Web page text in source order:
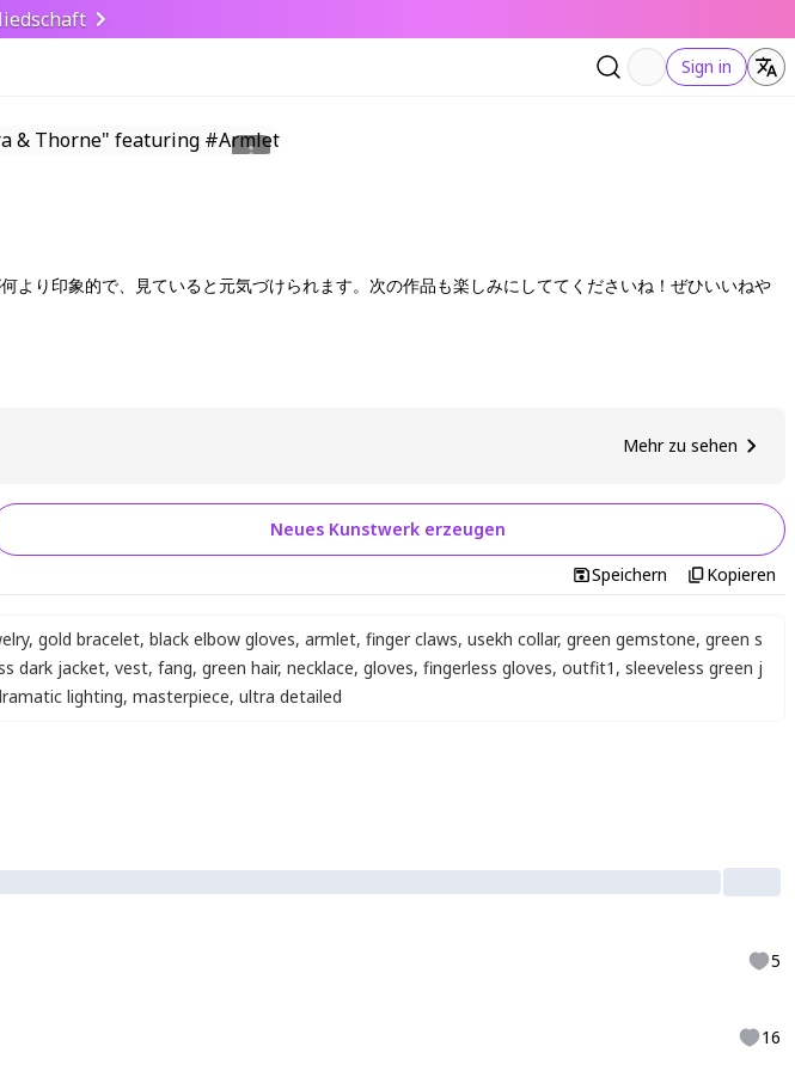
Sign in
り印象的で、見ていると元気づけられます。次の作品も楽しみにしててくださいね！ぜひいいねや
Mehr zu sehen
Neues Kunstwerk erzeugen
Speichern Kopieren
, gold bracelet, black elbow gloves, armlet, finger claws, usekh collar, green gemstone, green s
dark jacket, vest, fang, green hair, necklace, gloves, fingerless gloves, outfit1 , sleeveless green j
lighting, masterpiece, ultra detailed
5
16